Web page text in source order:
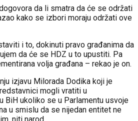
da li smatra da će se održati
kako se izbori moraju održati ove
i to, dokinuti pravo građanima da
da će se HDZ u to upustiti. Pa
volja građana – rekao je on.
izjavu Milorada Dodika koji je
mogli vratiti u
BiH ukoliko se u Parlamentu usvoje
u smislu da se nijedan entitet ne